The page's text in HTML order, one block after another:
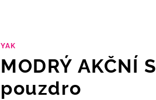
YAK
MODRÝ AKČNÍ
pouzdro